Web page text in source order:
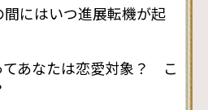
にはいつ進展転機が起
てあなたは恋愛対象？ こ